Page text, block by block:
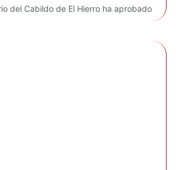
del Cabildo de El Hierro ha aprobado